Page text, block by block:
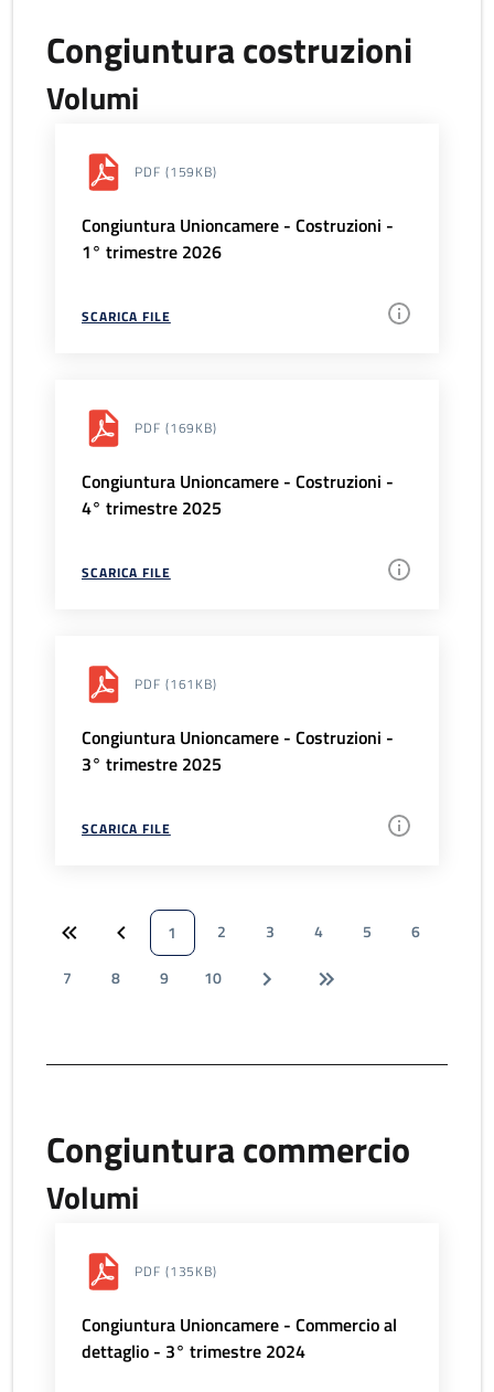
Congiuntura costruzioni
Volumi
PDF (159KB)
Congiuntura Unioncamere - Costruzioni -
1° trimestre 2026
SCARICA FILE
PDF (169KB)
Congiuntura Unioncamere - Costruzioni -
4° trimestre 2025
SCARICA FILE
PDF (161KB)
Congiuntura Unioncamere - Costruzioni -
3° trimestre 2025
SCARICA FILE
1 2 3 4 5
6
7
8 9 10
Congiuntura commercio
Volumi
PDF (135KB)
Congiuntura Unioncamere - Commercio al
dettaglio - 3° trimestre 2024